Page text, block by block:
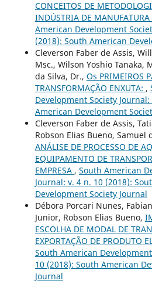
CONCEITOS DE
INDÚSTRIA DE
American Development
(2018): South American
Cleverson Faber de Assis,
Msc., Wilson Yoshio Tanaka,
da Silva, Dr., Os PRIMEIROS
TRANSFORMAÇÃO ENXUTA: ,
Development Society
American Development
Cleverson Faber de Assis,
Robson Elias Bueno, Samuel
ANÁLISE DE PROCESSO DE
EQUIPAMENTO DE
EMPRESA , South American
Journal: v. 4 n. 10 (2018):
Development Society Journal
Débora Porcari Nunes,
Junior, Robson Elias Bueno,
ESCOLHA DE MODAL DE
EXPORTAÇÃO DE PRODUTO
South American
10 (2018): South American
Journal